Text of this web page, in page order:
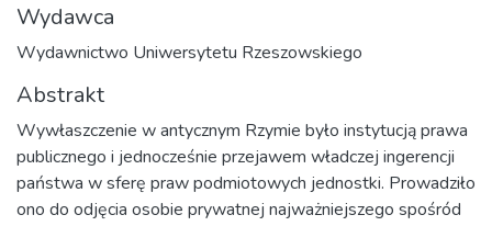
Wydawca
Wydawnictwo Uniwersytetu Rzeszowskiego
Abstrakt
Wywłaszczenie w antycznym Rzymie było instytucją prawa
publicznego i jednocześnie przejawem władczej ingerencji
państwa w sferę praw podmiotowych jednostki. Prowadziło
ono do odjęcia osobie prywatnej najważniejszego spośród